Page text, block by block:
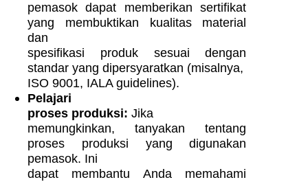
pemasok dapat memberikan sertifikat
yang membuktikan kualitas material
dan
spesifikasi produk sesuai dengan
standar yang dipersyaratkan (misalnya,
ISO 9001, IALA guidelines).
Pelajari
proses produksi: Jika
memungkinkan, tanyakan tentang
proses produksi yang digunakan
pemasok. Ini
dapat membantu Anda memahami